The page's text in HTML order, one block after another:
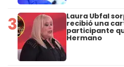
3 Laura Ubfal
recibió una
participante
Hermano